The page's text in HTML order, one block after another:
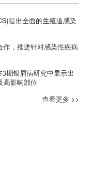
提出全面的生殖道感染
，推进针对感染性疾病
期银屑病研究中显示出
高影响部位
查看更多 >>